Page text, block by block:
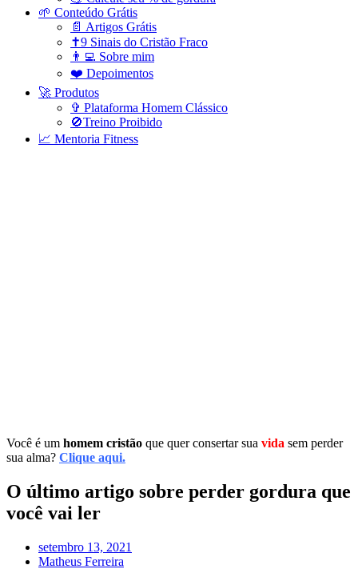
🌱 Conteúdo Grátis
📄 Artigos Grátis
✝️9 Sinais do Cristão Fraco
👨‍💻 Sobre mim
❤️ Depoimentos
🚀 Produtos
✞ Plataforma Homem Clássico
🚫Treino Proibido
📈 Mentoria Fitness
Você é um homem cristão que quer consertar sua vida sem perder
sua alma? Clique aqui.
O último artigo sobre perder gordura que
você vai ler
setembro 13, 2021
Matheus Ferreira